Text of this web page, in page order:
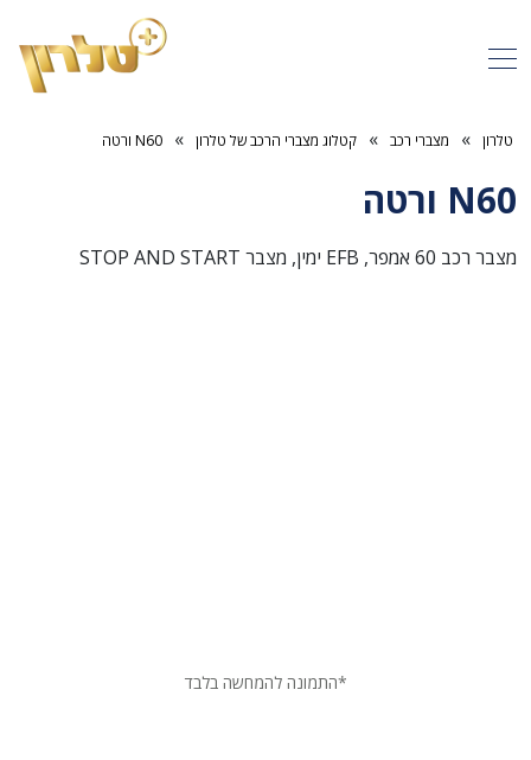
טלרון » מצברי רכב » קטלוג מצברי הרכב של טלרון » N60 ורטה
N60 ורטה
מצבר רכב 60 אמפר, EFB ימין, מצבר STOP AND START
*התמונה להמחשה בלבד